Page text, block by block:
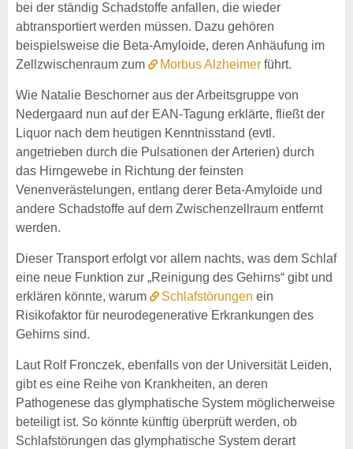
bei der ständig Schadstoffe anfallen, die wieder
abtransportiert werden müssen. Dazu gehören
beispielsweise die Beta-Amyloide, deren Anhäufung im
Zellzwischenraum zum
Morbus Alzheimer führt.
Wie Natalie Beschorner aus der Arbeitsgruppe von
Nedergaard nun auf der EAN-Tagung erklärte, fließt der
Liquor nach dem heutigen Kenntnisstand (evtl.
angetrieben durch die Pulsationen der Arterien) durch
das Hirngewebe in Richtung der feinsten
Venenverästelungen, entlang derer Beta-Amyloide und
andere Schadstoffe auf dem Zwischenzellraum entfernt
werden.
Dieser Transport erfolgt vor allem nachts, was dem Schlaf
eine neue Funktion zur „Reinigung des Gehirns“ gibt und
erklären könnte, warum
Schlafstörungen ein
Risikofaktor für neurodegenerative Erkrankungen des
Gehirns sind.
Laut Rolf Fronczek, ebenfalls von der Universität Leiden,
gibt es eine Reihe von Krankheiten, an deren
Pathogenese das glymphatische System möglicherweise
beteiligt ist. So könnte künftig überprüft werden, ob
Schlafstörungen das glymphatische System derart